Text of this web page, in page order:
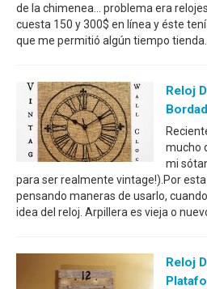
de la chimenea... problema era
cuesta 150 y 300$ en línea y éste
que me permitió algún tiempo
Reloj
mucho
mi
para ser realmente vintage!).Por
pensando maneras de usarlo,
idea del reloj. Arpillera es vieja o
Reloj